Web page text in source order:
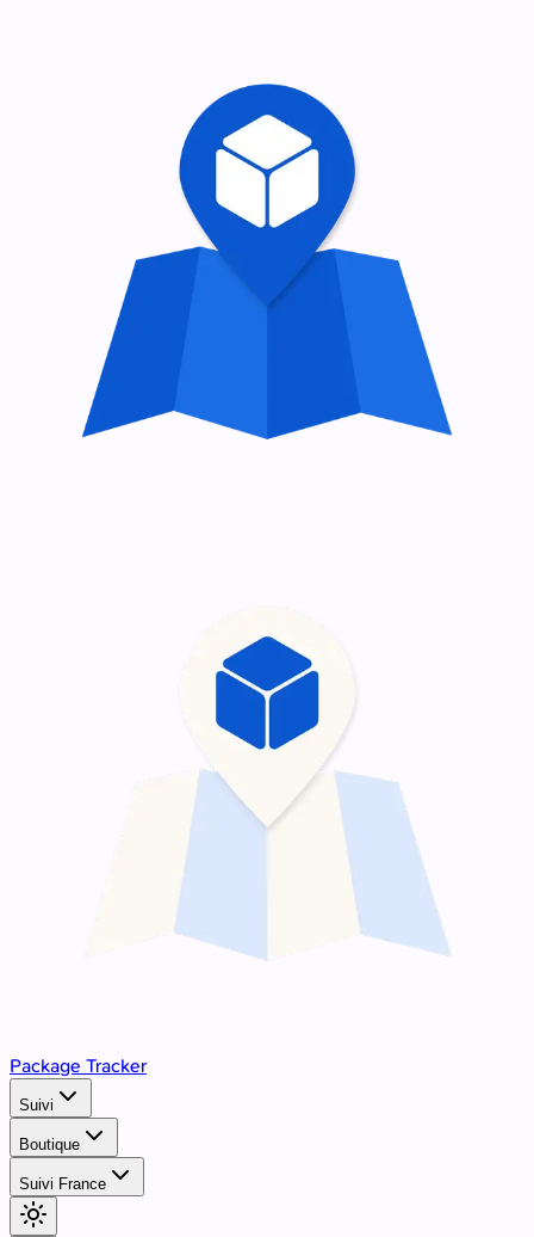
Package Tracker
Suivi
Boutique
Suivi France